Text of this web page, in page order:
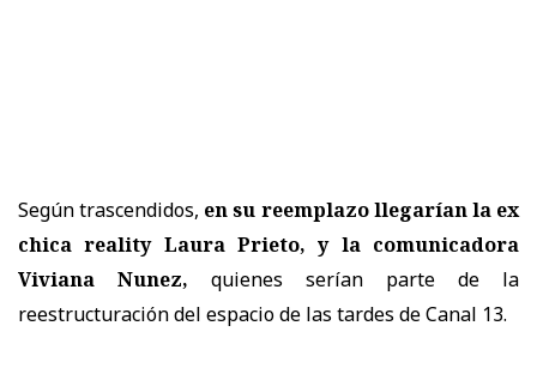
Según trascendidos, en su reemplazo llegarían la ex
chica reality Laura Prieto, y la comunicadora
Viviana Nunez, quienes serían parte de la
reestructuración del espacio de las tardes de Canal 13.